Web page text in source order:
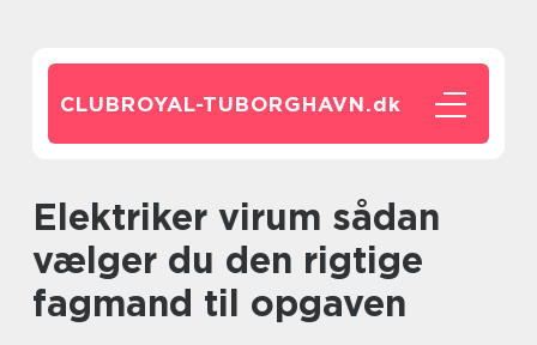
CLUBROYAL-TUBORGHAVN.dk
Elektriker virum sådan
vælger du den rigtige
fagmand til opgaven